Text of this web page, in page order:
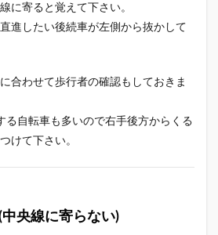
に寄ると覚えて下さい。
進したい後続車が左側から抜かして
合わせて歩行者の確認もしておきま
る自転車も多いので右手後方からくる
けて下さい。
央線に寄らない)